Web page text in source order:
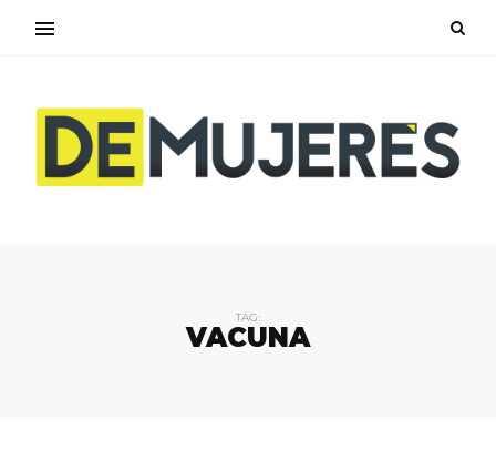
TAG:
VACUNA